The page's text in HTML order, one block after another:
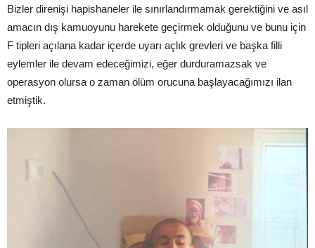
Bizler direnişi hapishaneler ile sınırlandırmamak gerektiğini ve asıl
amacın dış kamuoyunu harekete geçirmek olduğunu ve bunu için
F tipleri açılana kadar içerde uyarı açlık grevleri ve başka filli
eylemler ile devam edeceğimizi, eğer durduramazsak ve
operasyon olursa o zaman ölüm orucuna başlayacağımızı ilan
etmiştik.